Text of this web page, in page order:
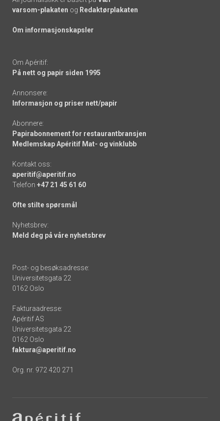
varsom-plakaten og Redaktørplakaten
Om informasjonskapsler
Om Apéritif:
På nett og papir siden 1995
Annonsere:
Informasjon og priser nett/papir
Abonnere:
Papirabonnement for restaurantbransjen
Medlemskap Apéritif Mat- og vinklubb
Kontakt oss:
aperitif@aperitif.no
Telefon +47 21 45 61 60
Ofte stilte spørsmål
Nyhetsbrev:
Meld deg på våre nyhetsbrev
Post- og besøksadresse:
Universitetsgata 22
0162 Oslo
Fakturaadresse:
Apéritif AS
Universitetsgata 22
0162 Oslo
faktura@aperitif.no
Org. nr. 972 420 271